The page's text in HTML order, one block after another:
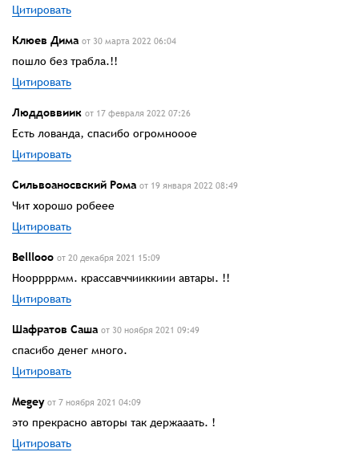
Цитировать
Клюев Дима от 30 марта 2022 06:04
пошло без трабла.!!
Цитировать
Люддоввиик от 17 февраля 2022 07:26
Есть лованда, спасибо огромнооое
Цитировать
Сильвоаносвский Рома от 19 января 2022 08:49
Чит хорошо робеее
Цитировать
Belllooo от 20 декабря 2021 15:09
Нооррррмм. крассавччииккиии автары. !!
Цитировать
Шафратов Саша от 30 ноября 2021 09:49
спасибо денег много.
Цитировать
Megey от 7 ноября 2021 04:09
это прекрасно авторы так держааать. !
Цитировать